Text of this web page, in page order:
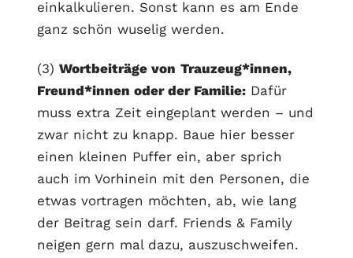
einkalkulieren. Sonst kann es am Ende
ganz schön wuselig werden.
(3) Wortbeiträge von Trauzeug*innen,
Freund*innen oder der Familie:Dafür
muss extra Zeit eingeplant werden – und
zwar nicht zu knapp. Baue hier besser
einen kleinen Puffer ein, aber sprich
auch im Vorhinein mit den Personen, die
etwas vortragen möchten, ab, wie lang
der Beitrag sein darf. Friends & Family
neigen gern mal dazu, auszuschweifen.